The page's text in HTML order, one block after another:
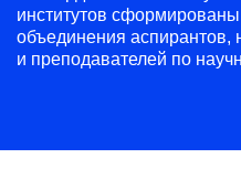
институтов
объединения аспирантов,
и преподавателей по